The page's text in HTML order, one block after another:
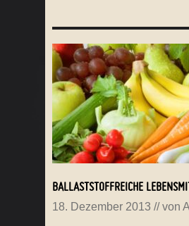
BALLASTSTOFFREICHE
18. Dezember 2013 // von